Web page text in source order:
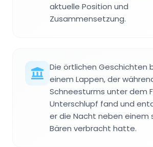
aktuelle Position und
Zusammensetzung.
Die örtlichen Geschichten
einem Lappen, der
Schneesturms unter dem
Unterschlupf fand und
er die Nacht neben einem
Bären verbracht hatte.